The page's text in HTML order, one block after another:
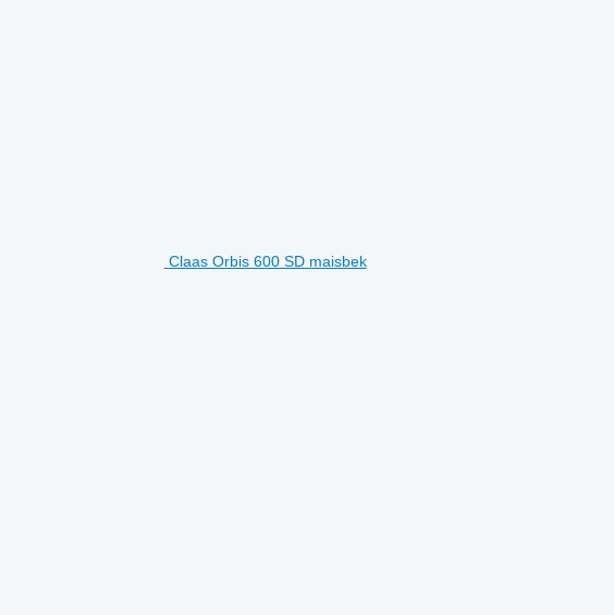
Claas Orbis 600 SD maisbek